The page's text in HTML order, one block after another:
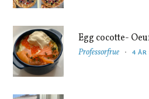
Egg cocotte-
Professorfrue 4 ÅR